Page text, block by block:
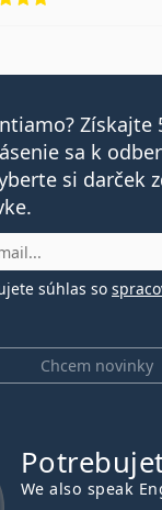
Získajte
sa k
si darček
Chcem novinky
súhlas so
We also speak